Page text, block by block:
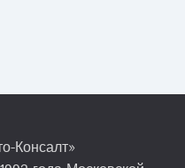
Консалт»